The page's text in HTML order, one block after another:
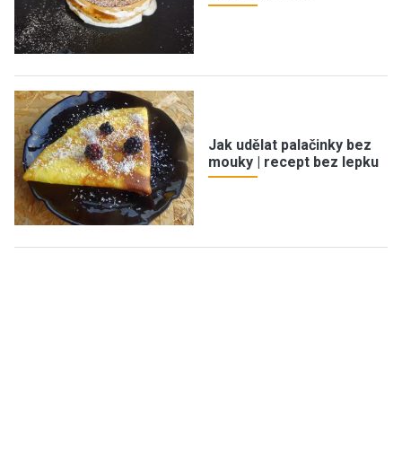
Jak udělat palačinky bez
mouky | recept bez lepku